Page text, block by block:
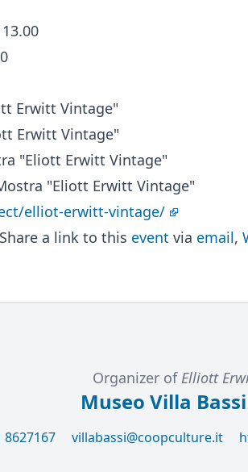
Erwitt Vintage"
Erwitt Vintage"
"Eliott Erwitt Vintage"
"Eliott Erwitt Vintage"
elliot-erwitt-vintage/
a link to this event via email,
Organizer of Elliott
Museo Villa
8627167 villabassi@coopculture.it